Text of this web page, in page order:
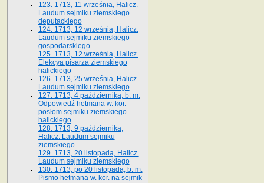
123. 1713, 11 września, Halicz.
Laudum sejmiku ziemskiego
deputackiego
124. 1713, 12 września, Halicz.
Laudum sejmiku ziemskiego
gospodarskiego
125. 1713, 12 września, Halicz.
Elekcya pisarza ziemskiego
halickiego
126. 1713, 25 września, Halicz.
Laudum sejmiku ziemskiego
127. 1713, 4 października, b. m.
Odpowiedź hetmana w. kor.
posłom sejmiku ziemskiego
halickiego
128. 1713, 9 października,
Halicz. Laudum sejmiku
ziemskiego
129. 1713, 20 listopada, Halicz.
Laudum sejmiku ziemskiego
130. 1713, po 20 listopada, b. m.
Pismo hetmana w. kor. na sejmik